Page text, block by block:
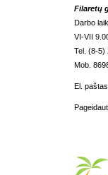
Filaretų
Darbo
VI-VII
Tel. (8-5)
Mob.
El.